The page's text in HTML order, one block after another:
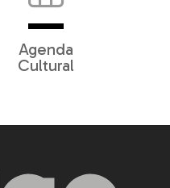
Agenda
Cultural